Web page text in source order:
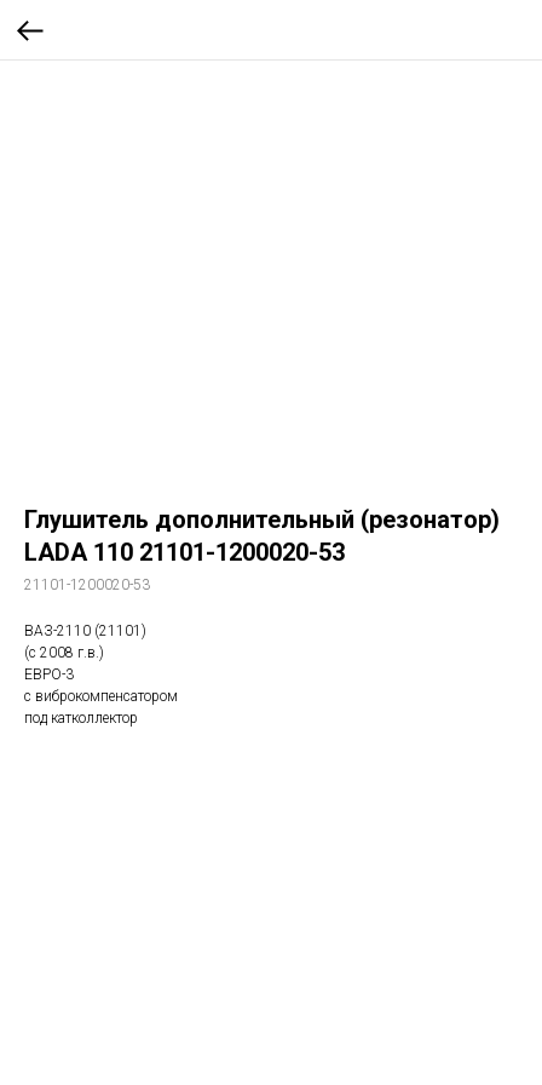
Глушитель дополнительный (резонатор)
LADA 110 21101-1200020-53
21101-1200020-53
ВАЗ-2110 (21101)
(с 2008 г.в.)
ЕВРО-3
с виброкомпенсатором
под катколлектор